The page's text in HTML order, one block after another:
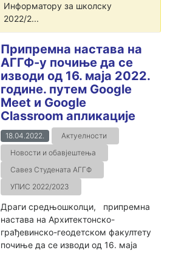
Информатору за школску
2022/2...
Припремна настава на
АГГФ-у почиње да се
изводи од 16. маја 2022.
године. путем Google
Meet и Google
Classroom апликације
18.04.2022.
Актуелности
Новости и обавјештења
Савез Студената АГГФ
УПИС 2022/2023
Драги средњошколци, припремна
настава на Архитектонско-
грађевинско-геодетском факултету
почиње да се изводи од 16. маја